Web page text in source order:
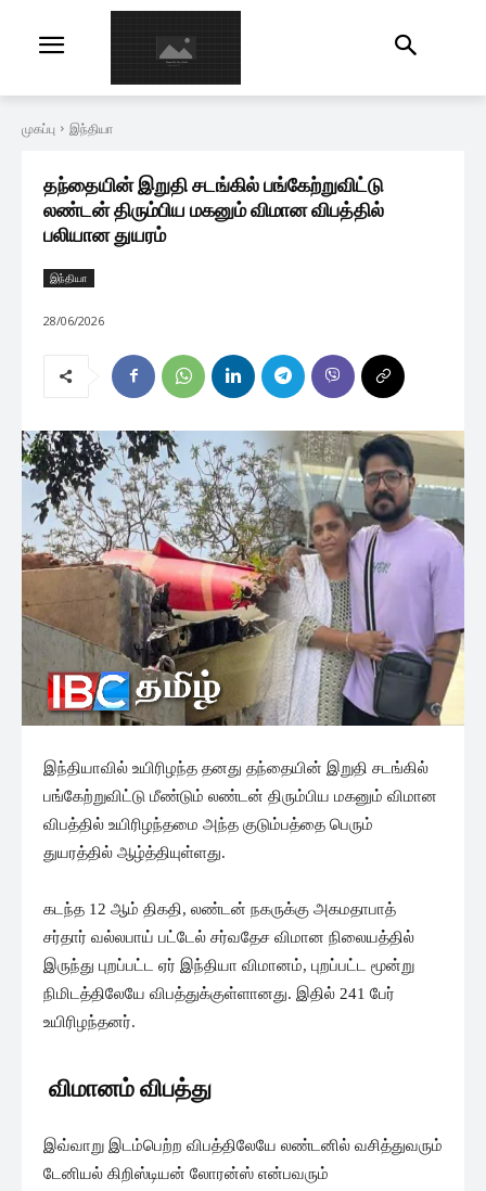
முகப்பு இந்தியா
தந்தையின் இறுதி சடங்கில் பங்கேற்றுவிட்டு
லண்டன் திரும்பிய மகனும் விமான விபத்தில்
பலியான துயரம்
இந்தியா
28/06/2026
இந்தியாவில் உயிரிழந்த தனது தந்தையின் இறுதி சடங்கில்
பங்கேற்றுவிட்டு மீண்டும் லண்டன் திரும்பிய மகனும் விமான
விபத்தில் உயிரிழந்தமை அந்த குடும்பத்தை பெரும்
துயரத்தில் ஆழ்த்தியுள்ளது.
கடந்த 12 ஆம் திகதி, லண்டன் நகருக்கு அகமதாபாத்
சர்தார் வல்லபாய் பட்டேல் சர்வதேச விமான நிலையத்தில்
இருந்து புறப்பட்ட ஏர் இந்தியா விமானம், புறப்பட்ட மூன்று
நிமிடத்திலேயே விபத்துக்குள்ளானது. இதில் 241 பேர்
உயிரிழந்தனர்.
விமானம் விபத்து
இவ்வாறு இடம்பெற்ற விபத்திலேயே லண்டனில் வசித்துவரும்
டேனியல் கிறிஸ்டியன் லோரன்ஸ் என்பவரும்